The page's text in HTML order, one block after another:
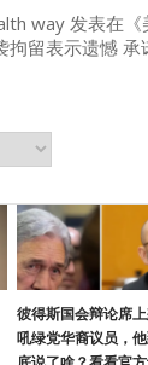
way发表在《
拘留表示遗憾 承
彼得斯国会辩论席
吼绿党华裔议员，